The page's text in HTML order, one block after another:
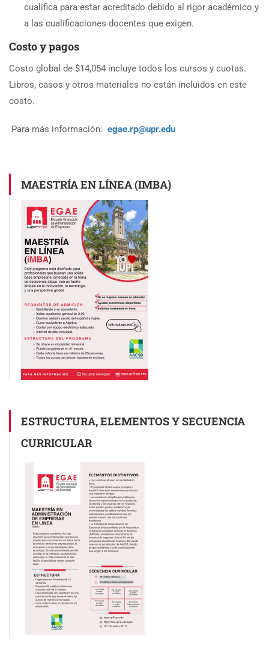
cualifica para estar acreditado debido al rigor académico y
a las cualificaciones docentes que exigen.
Costo y pagos
Costo global de $14,054 incluye todos los cursos y cuotas.
Libros, casos y otros materiales no están incluidos en este
costo.
Para más información: egae.rp@upr.edu
MAESTRÍA EN LÍNEA (IMBA)
ESTRUCTURA, ELEMENTOS Y SECUENCIA
CURRICULAR